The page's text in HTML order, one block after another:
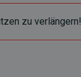
zu verlängern!